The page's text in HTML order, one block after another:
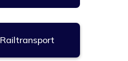
Railtransport